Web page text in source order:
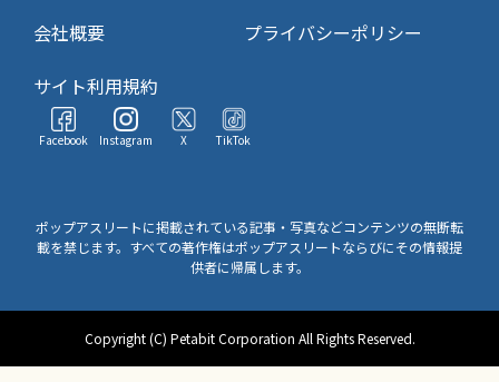
会社概要
プライバシーポリシー
サイト利用規約
Facebook Instagram X TikTok
ポップアスリートに掲載されている記事・写真などコンテンツの無断転
載を禁じます。すべての著作権はポップアスリートならびにその情報提
供者に帰属します。
Copyright (C) Petabit Corporation All Rights Reserved.